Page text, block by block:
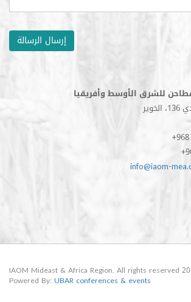
إرسال الرسالة
الأوسط وأفريقيا
Powered By:UBAR conferences & events